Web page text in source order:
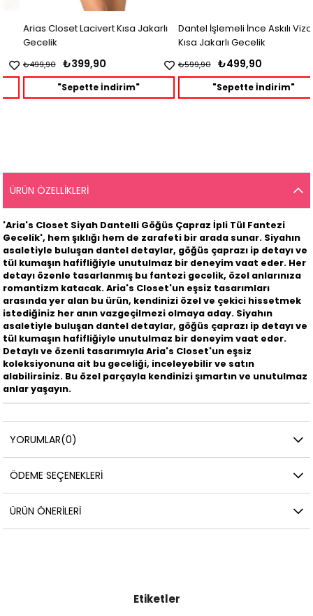
Arias Closet Lacivert Kısa Jakarlı
Gecelik
₺399,90
₺499,90
"Sepette İndirim"
Dantel İşlemeli İnce Askılı Vizon
Kısa Jakarlı Gecelik
₺499,90
₺599,90
"Sepette İndirim"
ÜRÜN ÖZELLIKLERI
'Aria's Closet Siyah Dantelli Göğüs Çapraz İpli Tül Fantezi
Gecelik', hem şıklığı hem de zarafeti bir arada sunar. Siyahın
asaletiyle buluşan dantel detaylar, göğüs çaprazı ip detayı ve
tül kumaşın hafifliğiyle unutulmaz bir deneyim vaat eder. Her
detayı özenle tasarlanmış bu fantezi gecelik, özel anlarınıza
romantizm katacak. Aria's Closet'un eşsiz tasarımları
arasında yer alan bu ürün, kendinizi özel ve çekici hissetmek
istediğiniz her anın vazgeçilmezi olmaya aday. Siyahın
asaletiyle buluşan dantel detaylar, göğüs çaprazı ip detayı ve
tül kumaşın hafifliğiyle unutulmaz bir deneyim vaat eder.
Detaylı ve özenli tasarımıyla Aria's Closet'un eşsiz
koleksiyonuna ait bu geceliği, inceleyebilir ve satın
alabilirsiniz. Bu özel parçayla kendinizi şımartın ve unutulmaz
anlar yaşayın.
YORUMLAR(0)
ÖDEME SEÇENEKLERI
ÜRÜN ÖNERILERI
Etiketler